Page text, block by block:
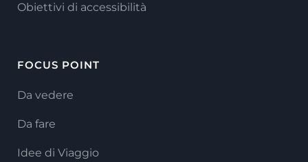
Obiettivi di accessibilità
FOCUS POINT
Da vedere
Da fare
Idee di Viaggio